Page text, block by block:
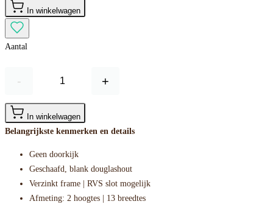
In winkelwagen
Aantal
- +
In winkelwagen
Belangrijkste kenmerken en details
Geen doorkijk
Geschaafd, blank douglashout
Verzinkt frame | RVS slot mogelijk
Afmeting: 2 hoogtes | 13 breedtes